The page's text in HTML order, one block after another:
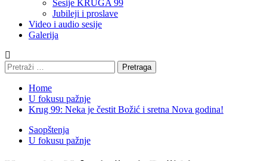
Sesije KRUGA 99
Jubileji i proslave
Video i audio sesije
Galerija
Pretraga:
Home
U fokusu pažnje
Krug 99: Neka je čestit Božić i sretna Nova godina!
Saopštenja
U fokusu pažnje